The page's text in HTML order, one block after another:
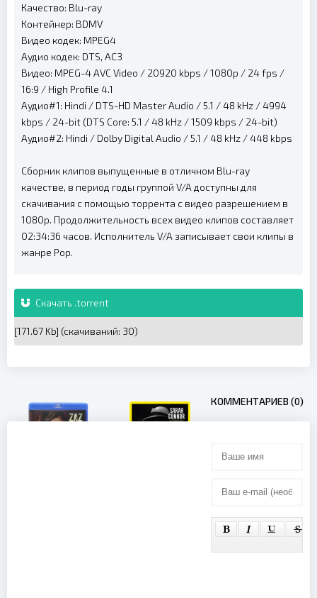
Качество: Blu-ray
Контейнер: BDMV
Видео кодек: MPEG4
Аудио кодек: DTS, AC3
Видео: MPEG-4 AVC Video / 20920 kbps / 1080p / 24 fps /
16:9 / High Profile 4.1
Аудио#1: Hindi / DTS-HD Master Audio / 5.1 / 48 kHz / 4994
kbps / 24-bit (DTS Core: 5.1 / 48 kHz / 1509 kbps / 24-bit)
Аудио#2: Hindi / Dolby Digital Audio / 5.1 / 48 kHz / 448 kbps
Сборник клипов выпущенные в отличном Blu-ray
качестве, в период годы группой V/A доступны для
скачивания с помощью торрента с видео разрешением в
1080p. Продолжительность всех видео клипов составляет
02:34:36 часов. Исполнитель V/A записывает свои клипы в
жанре Pop.
Скачать .torrent
[171.67 Kb] (cкачиваний: 30)
КОММЕНТАРИЕВ (0)